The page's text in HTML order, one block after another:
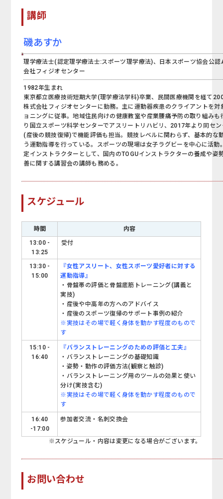
講師
磯あすか
理学療法士(認定理学療法士:スポーツ理学療法)、日本スポーツ協会公
会社フィジオセンター
1982年生まれ
東京都立医療技術短期大学(理学療法学科)卒業、民間医療機関を経て
株式会社フィジオセンターに勤務。主に運動器疾患のクライアントを対
ョニングに従事。地域住民向けの健康教室や産業腰痛予防の取り組み
り国立スポーツ科学センターでアスリートリハビリ、2017年より同セ
(産後の競技復帰)で機能評価も担当。競技レベルに関わらず、基本的な
う運動指導を行っている。スポーツの現場は女子ラグビーを中心に活動
定インストラクターとして、国内のTOGUインストラクターの養成や姿
善に関する講習会の講師も務める。
スケジュール
時間
内容
13:00 -
13:25
受付
13:30 -
15:00
『女性アスリート、女性スポーツ愛好者に対する
運動指導』
・骨盤帯の評価と骨盤底筋トレーニング(講義と
実技)
・産後や中高年の方へのアドバイス
・産後のスポーツ復帰のサポート事例の紹介
※実技はその場で軽く身体を動かす程度のもので
す
15:10 -
16:40
『バランストレーニングのための評価と工夫』
・バランストレーニングの基礎知識
・姿勢・動作の評価方法(観察と触診)
・バランストレーニング用のツールの効果と使い
分け(実技含む)
※実技はその場で軽く身体を動かす程度のもので
す
16:40
-17:00
参加者交流・名刺交換会
※スケジュール・内容は変更になる場合がございます。
お問い合わせ